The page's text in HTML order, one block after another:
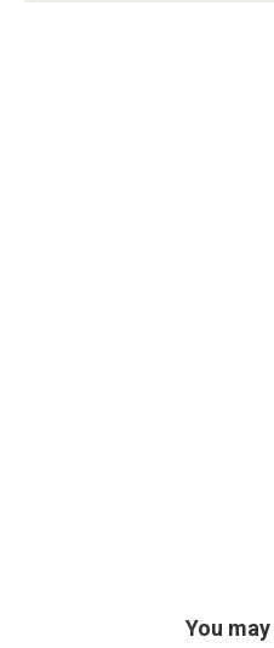
You